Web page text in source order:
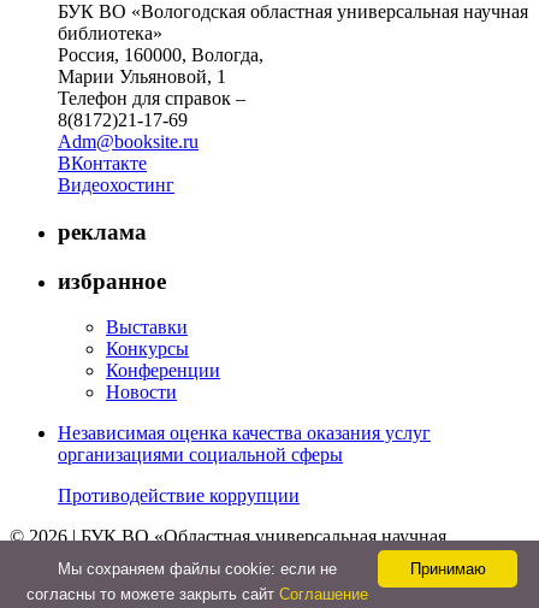
БУК ВО «Вологодская областная универсальная научная
библиотека»
Россия, 160000, Вологда,
Марии Ульяновой, 1
Телефон для справок –
8(8172)21-17-69
Adm@booksite.ru
ВКонтакте
Видеохостинг
реклама
избранное
Выставки
Конкурсы
Конференции
Новости
Независимая оценка качества оказания услуг
организациями социальной сферы
Противодействие коррупции
© 2026 | БУК ВО «Областная универсальная научная
библиотека»
Принимаю
Мы cохраняем файлы cookie: если не
согласны то можете закрыть сайт Соглашение